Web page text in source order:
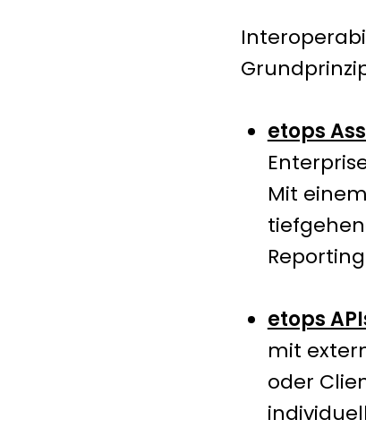
etops
Mit
etops
mit
oder